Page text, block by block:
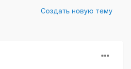
Создать новую тему